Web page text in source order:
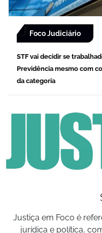
Foco Judiciário
STF vai decidir se
Previdência mesmo com
da categoria
Justiça em Foco é
jurídica e política,